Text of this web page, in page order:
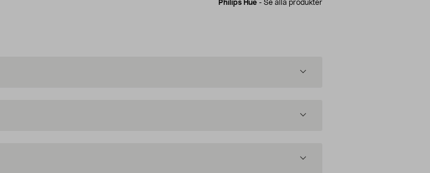
Philips Hue - Se alla produkter